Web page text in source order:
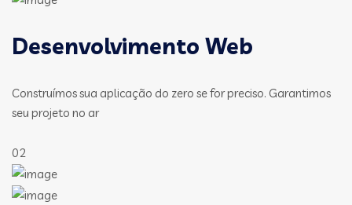
Desenvolvimento Web
Construímos sua aplicação do zero se for preciso. Garantimos
seu projeto no ar
02